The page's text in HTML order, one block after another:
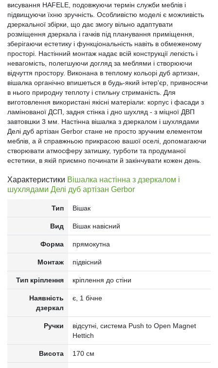
висування HAFELE, подовжуючи термін служби меблів і
підвищуючи їхню зручність. Особливістю моделі є можливість
дзеркальної збірки, що дає змогу вільно адаптувати
розміщення дзеркала і гачків під планування приміщення,
зберігаючи естетику і функціональність навіть в обмеженому
просторі. Настінний монтаж надає всій конструкції легкість і
невагомість, полегшуючи догляд за меблями і створюючи
відчуття простору. Виконана в теплому кольорі дуб артизан,
вішалка органічно впишеться в будь-який інтер'єр, привносячи
в нього природну теплоту і стильну стриманість. Для
виготовлення використані якісні матеріали: корпус і фасади з
ламінованої ДСП, задня стінка і дно шухляд - з міцної ДВП
завтовшки 3 мм. Настінна вішалка з дзеркалом і шухлядами
Делі дуб артізан Gerbor стане не просто зручним елементом
меблів, а й справжньою прикрасою вашої оселі, допомагаючи
створювати атмосферу затишку, турботи та продуманої
естетики, в якій приємно починати й закінчувати кожен день.
Характеристики Вішалка настінна з дзеркалом і
шухлядами Делі дуб артізан Gerbor
Тип Вішак
Вид Вішак навісний
Форма прямокутна
Монтаж підвісний
Тип кріплення кріплення до стіни
Наявність
дзеркал
є, 1 бічне
Ручки
відсутні, система Push to Open Magnet
Hettich
Висота 170 см